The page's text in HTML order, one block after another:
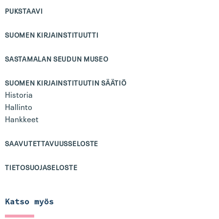
PUKSTAAVI
SUOMEN KIRJAINSTITUUTTI
SASTAMALAN SEUDUN MUSEO
SUOMEN KIRJAINSTITUUTIN SÄÄTIÖ
Historia
Hallinto
Hankkeet
SAAVUTETTAVUUSSELOSTE
TIETOSUOJASELOSTE
Katso myös